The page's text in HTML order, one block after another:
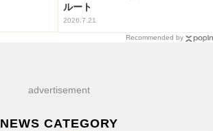
ルート
2026.7.21
Recommended by
advertisement
NEWS CATEGORY